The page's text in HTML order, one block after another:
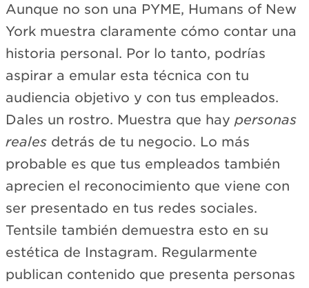
Aunque no son una PYME, Humans of New
York muestra claramente cómo contar una
historia personal. Por lo tanto, podrías
aspirar a emular esta técnica con tu
audiencia objetivo y con tus empleados.
Dales un rostro. Muestra que hay personas
reales detrás de tu negocio. Lo más
probable es que tus empleados también
aprecien el reconocimiento que viene con
ser presentado en tus redes sociales.
Tentsile también demuestra esto en su
estética de Instagram. Regularmente
publican contenido que presenta personas